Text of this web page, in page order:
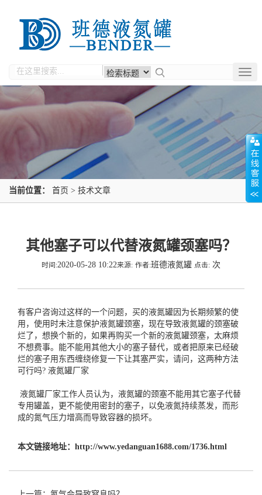
当前位置： 首页 > 技术文章
其他塞子可以代替液氮罐颈塞吗？
时间:2020-05-28 10:22来源: 作者:班德液氮罐 点击: 次
有客户咨询过这样的一个问题，买的液氮罐因为长期频繁的使
用，使用时未注意保护液氮罐颈塞，现在导致液氮罐的颈塞破
烂了，想换个新的，如果再购买一个新的液氮罐颈塞，太麻烦
不想费事。能不能用其他大小的塞子替代，或者把原来已经破
烂的塞子用东西缠绕修复一下让其塞严实，请问，这两种方法
可行吗? 液氮罐厂家
液氮罐厂家工作人员认为，液氮罐的颈塞不能用其它塞子代替
专用罐盖，更不能使用密封的塞子，以免液氮持续蒸发，而形
成的氮气压力增高而导致容器的损坏。
本文链接地址： http://www.yedanguan1688.com/1736.html